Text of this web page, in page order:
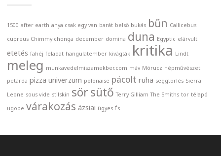
1500 after earth anya csak egy van barát belső bukás bűn Callicebus
cupreus Chimmy chonga december domina duna Egyptic elárvult
etetés fahéj feladat hangulatember kivágták kritika Lindt
meleg munkavedelmiszamekber.com máv Mórucz népművészet
petárda pizza univerzum polonaise pácolt ruha seggtörlés Sierra
Leone sous vide stilskin sörsütő Terry Gilliam The Smiths tor télapó
ugobe várakozás ázsiai ügyes És